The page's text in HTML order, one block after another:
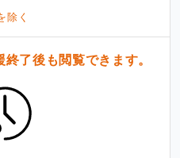
除く
了後も閲覧できます。